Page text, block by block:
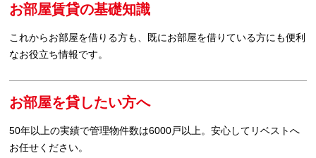
お部屋賃貸の基礎知識
これからお部屋を借りる方も、既にお部屋を借りている方にも便利
なお役立ち情報です。
お部屋を貸したい方へ
50年以上の実績で管理物件数は6000戸以上。安心してリベストへ
お任せください。